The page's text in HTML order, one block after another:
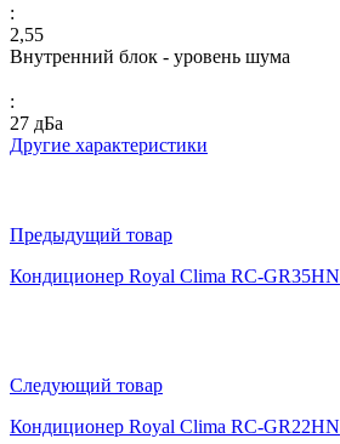
:
2,55
Внутренний блок - уровень шума
:
27 дБа
Другие характеристики
Предыдущий товар
Кондиционер Royal Clima RC-GR35HN
Следующий товар
Кондиционер Royal Clima RC-GR22HN